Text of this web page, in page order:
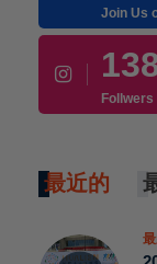
Join Us
Follwers
最近的